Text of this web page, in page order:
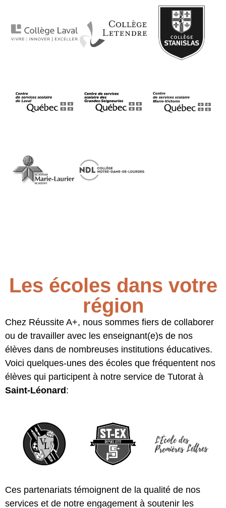
Les écoles dans votre
région
Chez Réussite A+, nous sommes fiers de collaborer
ou de travailler avec les enseignant(e)s de nos
élèves dans de nombreuses institutions éducatives.
Voici quelques-unes des écoles que fréquentent nos
élèves qui participent à notre service de Tutorat à
Saint-Léonard:
Ces partenariats témoignent de la qualité de nos
services et de notre engagement à soutenir les